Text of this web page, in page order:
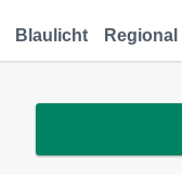
Blaulicht Regional